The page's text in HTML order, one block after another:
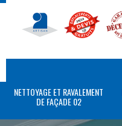
NETTOYAGE ET RAVALEMENT
DE FAÇADE 02